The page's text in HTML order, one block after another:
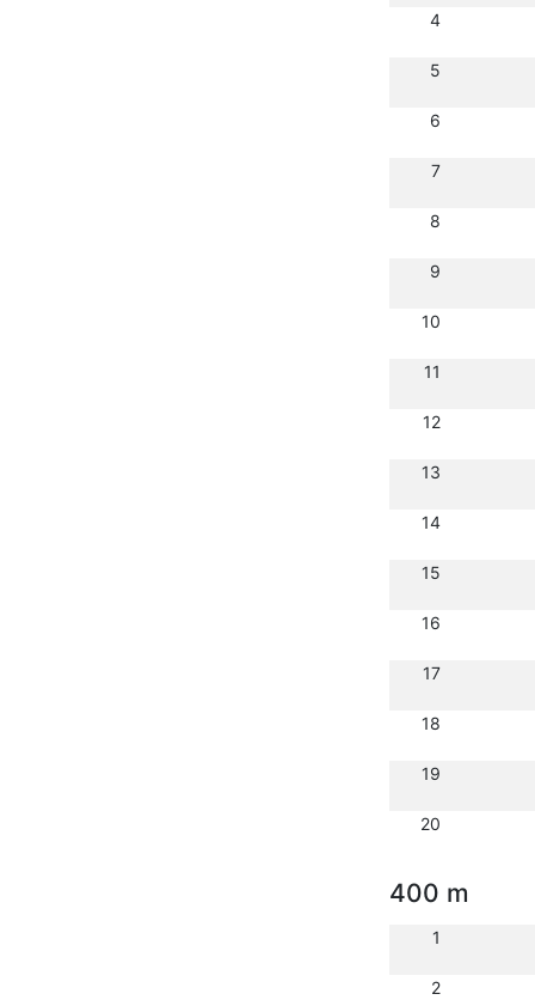
4
5
6
7
8
9
10
11
12
13
14
15
16
17
18
19
20
400 m
1
2